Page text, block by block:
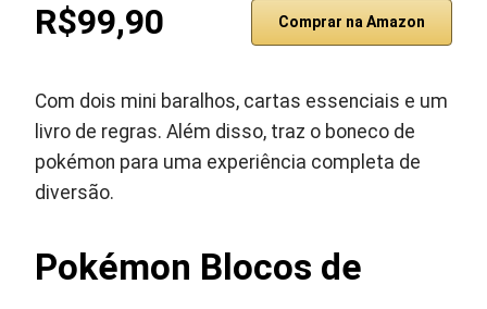
R$99,90 Comprar na Amazon
Com dois mini baralhos, cartas essenciais e um
livro de regras. Além disso, traz o boneco de
pokémon para uma experiência completa de
diversão.
Pokémon Blocos de